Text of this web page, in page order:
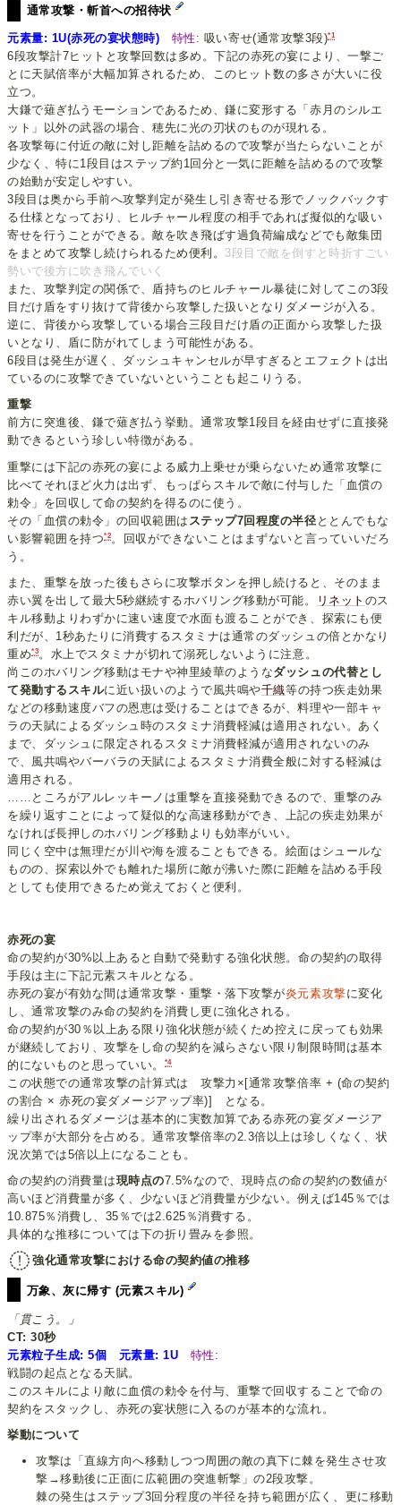
通常攻撃・斬首への招待状
元素量: 1U(赤死の宴状態時) 特性: 吸い寄せ(通常攻撃3段)*1
6段攻撃計7ヒットと攻撃回数は多め。下記の赤死の宴により、一撃ご
とに天賦倍率が大幅加算されるため、このヒット数の多さが大いに役
立つ。
大鎌で薙ぎ払うモーションであるため、鎌に変形する「赤月のシルエ
ット」以外の武器の場合、穂先に光の刃状のものが現れる。
各攻撃毎に付近の敵に対し距離を詰めるので攻撃が当たらないことが
少なく、特に1段目はステップ約1回分と一気に距離を詰めるので攻撃
の始動が安定しやすい。
3段目は奥から手前へ攻撃判定が発生し引き寄せる形でノックバックす
る仕様となっており、ヒルチャール程度の相手であれば擬似的な吸い
寄せを行うことができる。敵を吹き飛ばす過負荷編成などでも敵集団
をまとめて攻撃し続けられるため便利。 3段目で敵を倒すと時折すごい
勢いで後方に吹き飛んでいく
また、攻撃判定の関係で、盾持ちのヒルチャール暴徒に対してこの3段
目だけ盾をすり抜けて背後から攻撃した扱いとなりダメージが入る。
逆に、背後から攻撃している場合三段目だけ盾の正面から攻撃した扱
いとなり、盾に防がれてしまう可能性がある。
6段目は発生が遅く、ダッシュキャンセルが早すぎるとエフェクトは出
ているのに攻撃できていないということも起こりうる。
重撃
前方に突進後、鎌で薙ぎ払う挙動。通常攻撃1段目を経由せずに直接発
動できるという珍しい特徴がある。
重撃には下記の赤死の宴による威力上乗せが乗らないため通常攻撃に
比べてそれほど火力は出ず、もっぱらスキルで敵に付与した「血償の
勅令」を回収して命の契約を得るのに使う。
その「血償の勅令」の回収範囲は ステップ7回程度の半径 ととんでもな
い影響範囲を持つ*2。回収ができないことはまずないと言っていいだろ
う。
また、重撃を放った後もさらに攻撃ボタンを押し続けると、そのまま
赤い翼を出して最大5秒継続するホバリング移動が可能。
リネット のス
キル移動よりわずかに速い速度で水面も渡ることができ、探索にも便
利だが、1秒あたりに消費するスタミナは通常のダッシュの倍とかなり
重め*3。水上でスタミナが切れて溺死しないように注意。
尚このホバリング移動はモナや神里綾華のようなダッシュの代替とし
て発動するスキルに近い扱いのようで風共鳴や千織等の持つ疾走効果
などの移動速度バフの恩恵は受けることはできるが、料理や一部キャ
ラの天賦によるダッシュ時のスタミナ消費軽減は適用されない。あく
まで、ダッシュに限定されるスタミナ消費軽減が適用されないのみ
で、風共鳴やバーバラの天賦によるスタミナ消費全般に対する軽減は
適用される。
……ところがアルレッキーノは重撃を直接発動できるので、重撃のみ
を繰り返すことによって疑似的な高速移動ができ、上記の疾走効果が
なければ長押しのホバリング移動よりも効率がいい。
同じく空中は無理だが川や海を渡ることもできる。絵面はシュールな
ものの、探索以外でも離れた場所に敵が沸いた際に距離を詰める手段
としても使用できるため覚えておくと便利。
赤死の宴
命の契約が30%以上あると自動で発動する強化状態。命の契約の取得
手段は主に下記元素スキルとなる。
赤死の宴が有効な間は通常攻撃・重撃・落下攻撃が炎元素攻撃に変化
し、通常攻撃のみ命の契約を消費し更に強化される。
命の契約が30％以上ある限り強化状態が続くため控えに戻っても効果
が継続しており、攻撃をし命の契約を減らさない限り制限時間は基本
的にないものと思っていい。
*4
この状態での通常攻撃の計算式は 攻撃力×[通常攻撃倍率 + (命の契約
の割合 × 赤死の宴ダメージアップ率)] となる。
繰り出されるダメージは基本的に実数加算である赤死の宴ダメージア
ップ率が大部分を占める。通常攻撃倍率の2.3倍以上は珍しくなく、状
況次第では5倍以上になることも。
命の契約の消費量は現時点の7.5%なので、現時点の命の契約の数値が
高いほど消費量が多く、少ないほど消費量が少ない。例えば145％では
10.875％消費し、35％では2.625％消費する。
具体的な推移については下の折り畳みを参照。
強化通常攻撃における命の契約値の推移
万象、灰に帰す (元素スキル)
「貫こう。」
CT: 30秒
元素粒子生成: 5個 元素量: 1U
特性:
戦闘の起点となる天賦。
このスキルにより敵に血償の勅令を付与、重撃で回収することで命の
契約をスタックし、赤死の宴状態に入るのが基本的な流れ。
挙動について
攻撃は「直線方向へ移動しつつ周囲の敵の真下に棘を発生させ攻
撃→移動後に正面に広範囲の突進斬撃」の2段攻撃。
棘の発生はステップ3回分程度の半径を持ち範囲が広く、更に移動